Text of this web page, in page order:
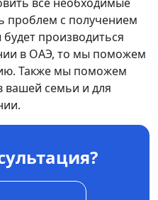
проблем с получением
производиться
в ОАЭ, то мы поможем
Также мы поможем
вашей семьи и для